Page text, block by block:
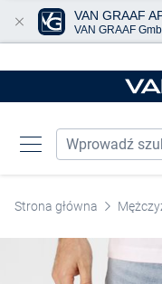
Strona główna
VAN GRAAF
VAN GRAAF